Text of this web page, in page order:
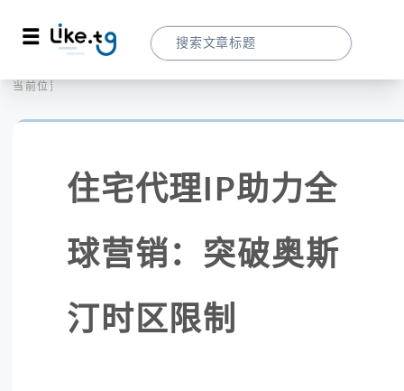
当前位置：
住宅代理IP助力全
球营销：突破奥斯
汀时区限制